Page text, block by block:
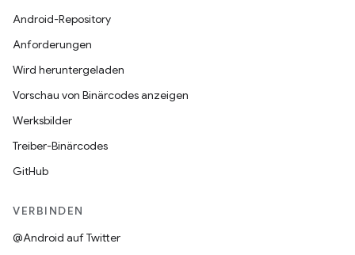
Android-Repository
Anforderungen
Wird heruntergeladen
Vorschau von Binärcodes anzeigen
Werksbilder
Treiber-Binärcodes
GitHub
VERBINDEN
@Android auf Twitter